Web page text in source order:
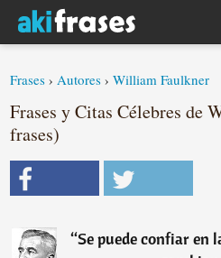
Frases ›Autores ›William Faulkner
Frases y Citas Célebres de
frases)
“Se puede confiar en